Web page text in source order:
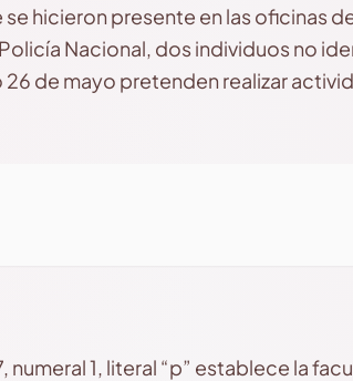
hicieron presente en las oficinas
Nacional, dos individuos no
de mayo pretenden realizar
numeral 1, literal “p” establece la